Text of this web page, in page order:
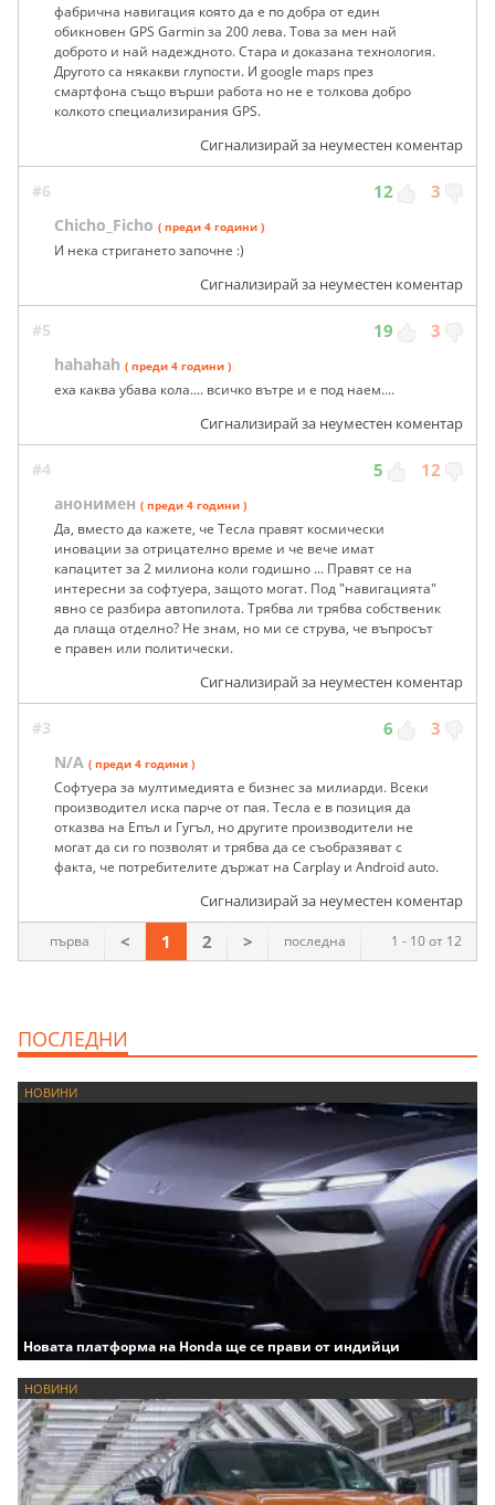
фабрична навигация която да е по добра от един
обикновен GPS Garmin за 200 лева. Това за мен най
доброто и най надеждното. Стара и доказана технология.
Другото са някакви глупости. И google maps през
смартфона също върши работа но не е толкова добро
колкото специализирания GPS.
Сигнализирай за неуместен коментар
#6 12 3
Chicho_Ficho ( преди 4 години )
И нека стригането започне :)
Сигнализирай за неуместен коментар
#5 19 3
hahahah ( преди 4 години )
еха каква убава кола.... всичко вътре и е под наем....
Сигнализирай за неуместен коментар
#4 5 12
анонимен ( преди 4 години )
Да, вместо да кажете, че Тесла правят космически
иновации за отрицателно време и че вече имат
капацитет за 2 милиона коли годишно ... Правят се на
интересни за софтуера, защото могат. Под "навигацията"
явно се разбира автопилота. Трябва ли трябва собственик
да плаща отделно? Не знам, но ми се струва, че въпросът
е правен или политически.
Сигнализирай за неуместен коментар
#3 6 3
N/A ( преди 4 години )
Софтуера за мултимедията е бизнес за милиарди. Всеки
производител иска парче от пая. Тесла е в позиция да
отказва на Епъл и Гугъл, но другите производители не
могат да си го позволят и трябва да се съобразяват с
факта, че потребителите държат на Carplay и Android auto.
Сигнализирай за неуместен коментар
1 - 10 от 12
първа < 1 2 > последна
ПОСЛЕДНИ
НОВИНИ
Новата платформа на Honda ще се прави от индийци
НОВИНИ